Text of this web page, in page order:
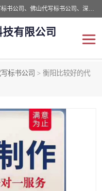
广州中赢信息科技有限公司主营：东莞代写标书公司、佛山代写标书公司、深圳代写标书公司等,食品类标书、工程类类标书,经验丰富的标书制作团队,24小时加急服务,多对一服务。
有限公司
标书公司 > 衡阳比较好的代
广州代写标书公司